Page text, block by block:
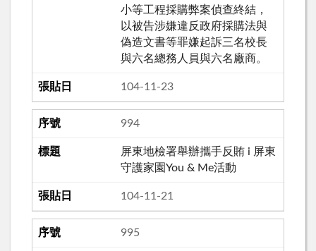
小等工程採購弊案偵查終結，
以被告涉嫌違反政府採購法與
偽造文書等罪嫌起訴三名校長
與六名總務人員與六名廠商。
104-11-23
994
屏東地檢署舉辦攜手反賄 i 屏東
守護家園You & Me活動
104-11-21
995